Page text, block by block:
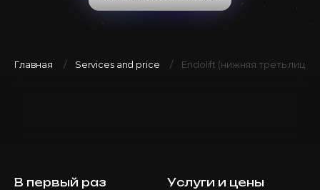
Главная Services and price Endolift (нижняя треть лица)
В первый раз Услуги и цены